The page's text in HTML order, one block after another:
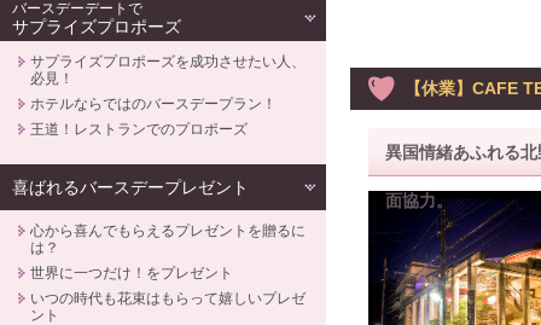
【休業】CAFE
異国情緒あふれる
面協力。
バースデーデートで
サプライズプロポーズ
サプライズプロポーズを成功させたい人、
必見！
ホテルならではのバースデープラン！
王道！レストランでのプロポーズ
喜ばれるバースデープレゼント
心から喜んでもらえるプレゼントを贈るに
は？
世界に一つだけ！をプレゼント
いつの時代も花束はもらって嬉しいプレゼ
ント